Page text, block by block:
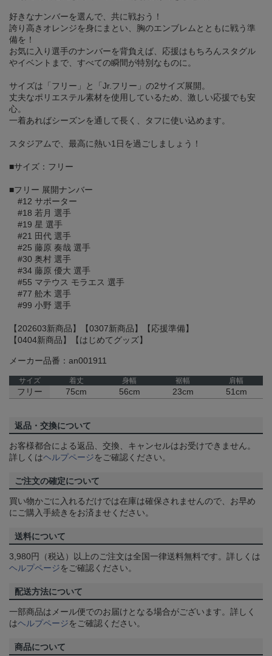
好きなナンバーを選んで、共に戦おう！
誇り高きオレンジを身にまとい、胸のエンブレムとともに戦う準
備を！
お気に入り選手のナンバーを背負えば、応援はもちろんスタグル
やイベントまで、すべての瞬間が特別なものに。
サイズは「フリー」と「Jr.フリー」の2サイズ展開。
丈夫なポリエステル素材を使用しているため、激しい応援でも安
心。
一着あればシーズンを通して長く、タフに使い込めます。
スタジアムで、最高に熱い1日を過ごしましょう！
■サイズ：フリー
■フリー 展開ナンバー
#12 サポーター
#18 若月 選手
#19 星 選手
#21 田代 選手
#25 藤原 奏哉 選手
#30 奥村 選手
#34 藤原 優大 選手
#55 マテウス モラエス 選手
#77 舩木 選手
#99 小野 選手
【202603新商品】【0307新商品】【応援準備】
【0404新商品】【はじめてグッズ】
メーカー品番：an001911
サイズ 着丈 身幅 裾幅 肩幅
フリー 75cm 56cm 23cm 51cm
返品・交換について
お客様都合による返品、交換、キャンセルはお受けできません。
詳しくはヘルプページをご確認ください。
ご注文の確定について
買い物かごに入れるだけでは在庫は確保されませんので、お早め
にご購入手続きをお済ませください。
送料について
3,980円（税込）以上のご注文は全国一律送料無料です。詳しくは
ヘルプページをご確認ください。
配送方法について
一部商品はメール便でのお届けとなる場合がございます。詳しく
はヘルプページをご確認ください。
商品について